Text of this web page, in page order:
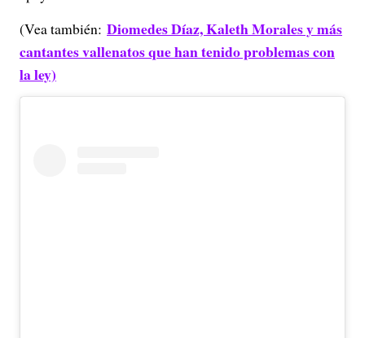
(Vea también: Diomedes Díaz, Kaleth Morales y más
cantantes vallenatos que han tenido problemas con
la ley)